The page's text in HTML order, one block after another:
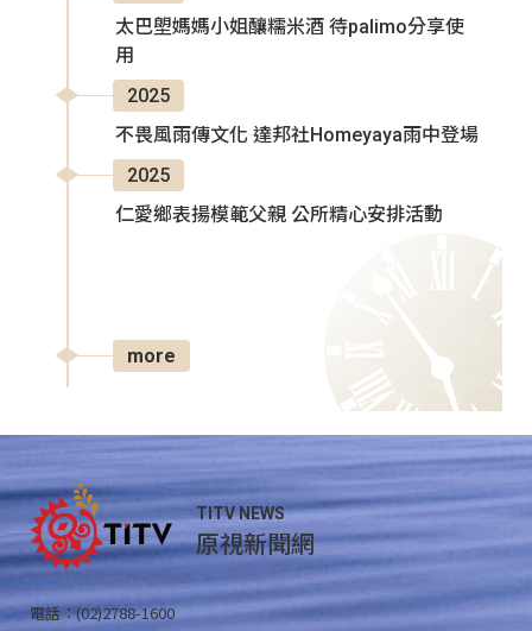
太巴塱媽媽小姐釀糯米酒 待palimo分享使
用
2025
不畏風雨傳文化 達邦社Homeyaya雨中登場
2025
仁愛鄉表揚模範父親 公所精心安排活動
more
TITV NEWS
原視新聞網
電話：(02)2788-1600